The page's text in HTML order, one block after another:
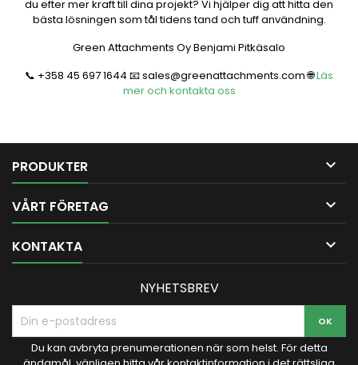
du efter mer kraft till dina projekt? Vi hjälper dig att hitta den
bästa lösningen som tål tidens tand och tuff användning.
Green Attachments Oy Benjami Pitkäsalo
📞 +358 45 697 1644 📧 sales@greenattachments.com🌐 Läs
mer och kontakta oss
PRODUKTER 
VÅRT FÖRETAG 
KONTAKTA 
NYHETSBREV
Du kan avbryta prenumerationen när som helst. För detta